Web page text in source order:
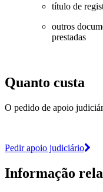
título de
outros
prestadas
Quanto custa
O pedido de apoio
Pedir apoio judiciário
Informação